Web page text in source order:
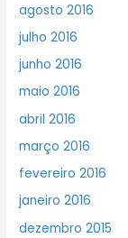
agosto 2016
julho 2016
junho 2016
maio 2016
abril 2016
março 2016
fevereiro 2016
janeiro 2016
dezembro 2015